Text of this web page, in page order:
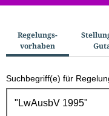
u
c
h
Regelungs­
vorhaben
Suchbegriff(e) für